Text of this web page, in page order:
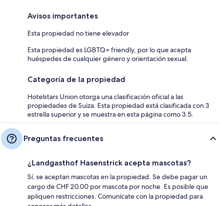
Avisos importantes
Esta propiedad no tiene elevador
Esta propiedad es LGBTQ+ friendly, por lo que acepta
huéspedes de cualquier género y orientación sexual.
Categoría de la propiedad
Hotelstars Union otorga una clasificación oficial a las
propiedades de Suiza. Esta propiedad está clasificada con 3
estrella superior y se muestra en esta página como 3.5.
Preguntas frecuentes
¿Landgasthof Hasenstrick acepta mascotas?
Sí, se aceptan mascotas en la propiedad. Se debe pagar un
cargo de CHF 20.00 por mascota por noche. Es posible que
apliquen restricciones. Comunícate con la propiedad para